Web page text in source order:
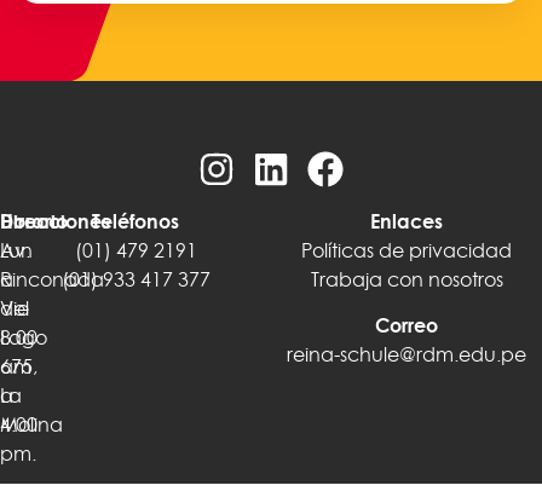
Direcciones
Av.
Rinconada
del
Lago
675,
La
Molina
Horario
Lun
a
Vie
8:00
am
a
4:00
pm.
Teléfonos
(01) 479 2191
(01)933 417 377
Enlaces
Políticas de privacidad
Trabaja con nosotros
Correo
reina-schule@rdm.edu.pe